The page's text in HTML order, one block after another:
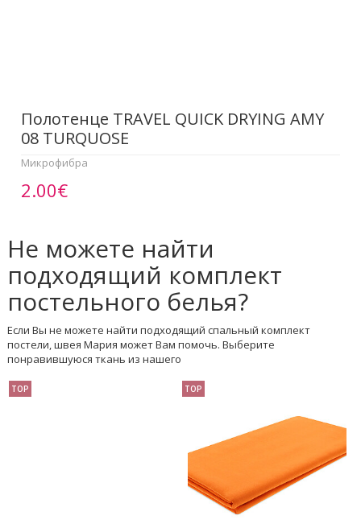
Полотенце TRAVEL QUICK DRYING AMY
08 TURQUOSE
Микрофибра
2.00€
Не можете найти
подходящий комплект
постельного белья?
Если Вы не можете найти подходящий спальный комплект
постели, швея Мария может Вам помочь. Выберите
понравившуюся ткань из нашего
TOP TOP